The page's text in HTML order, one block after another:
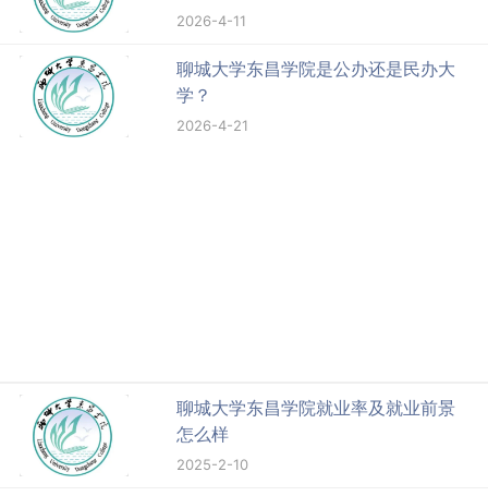
2026-4-11
聊城大学东昌学院是公办还是民办大
学？
2026-4-21
聊城大学东昌学院就业率及就业前景
怎么样
2025-2-10